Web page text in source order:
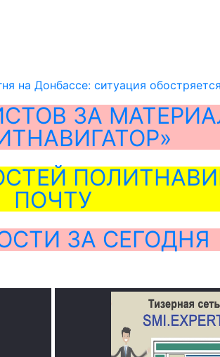
на Донбассе: ситуация
ЗА
ПОЧТУ
ЗА СЕГОДНЯ